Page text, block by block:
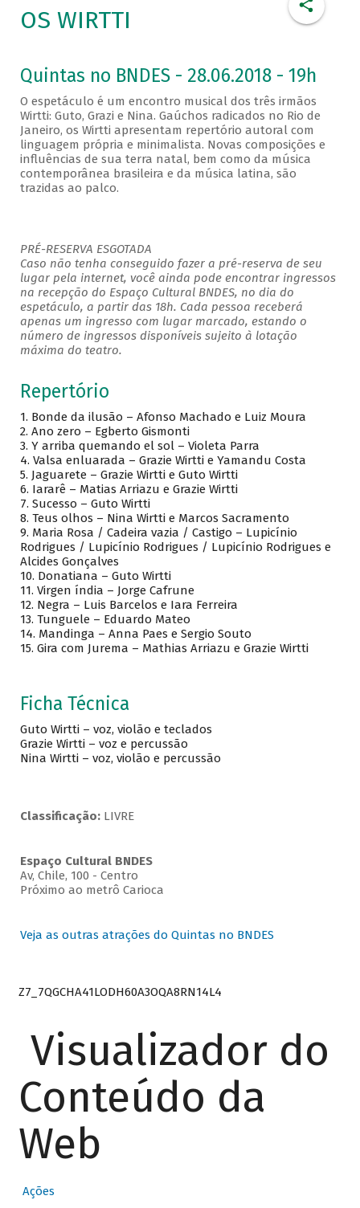
OS WIRTTI
Quintas no BNDES - 28.06.2018 - 19h
O espetáculo é um encontro musical dos três irmãos
Wirtti: Guto, Grazi e Nina. Gaúchos radicados no Rio de
Janeiro, os Wirtti apresentam repertório autoral com
linguagem própria e minimalista. Novas composições e
influências de sua terra natal, bem como da música
contemporânea brasileira e da música latina, são
trazidas ao palco.
PRÉ-RESERVA ESGOTADA
Caso não tenha conseguido fazer a pré-reserva de seu
lugar pela internet, você ainda pode encontrar ingressos
na recepção do Espaço Cultural BNDES, no dia do
espetáculo, a partir das 18h. Cada pessoa receberá
apenas um ingresso com lugar marcado, estando o
número de ingressos disponíveis sujeito à lotação
máxima do teatro.
Repertório
1. Bonde da ilusão – Afonso Machado e Luiz Moura
2. Ano zero – Egberto Gismonti
3. Y arriba quemando el sol – Violeta Parra
4. Valsa enluarada – Grazie Wirtti e Yamandu Costa
5. Jaguarete – Grazie Wirtti e Guto Wirtti
6. Iararê – Matias Arriazu e Grazie Wirtti
7. Sucesso – Guto Wirtti
8. Teus olhos – Nina Wirtti e Marcos Sacramento
9. Maria Rosa / Cadeira vazia / Castigo – Lupicínio
Rodrigues / Lupicínio Rodrigues / Lupicínio Rodrigues e
Alcides Gonçalves
10. Donatiana – Guto Wirtti
11. Virgen índia – Jorge Cafrune
12. Negra – Luis Barcelos e Iara Ferreira
13. Tunguele – Eduardo Mateo
14. Mandinga – Anna Paes e Sergio Souto
15. Gira com Jurema – Mathias Arriazu e Grazie Wirtti
Ficha Técnica
Guto Wirtti – voz, violão e teclados
Grazie Wirtti – voz e percussão
Nina Wirtti – voz, violão e percussão
Classificação: LIVRE
Espaço Cultural BNDES
Av, Chile, 100 - Centro
Próximo ao metrô Carioca
Veja as outras atrações do Quintas no BNDES
Z7_7QGCHA41LODH60A3OQA8RN14L4
Visualizador do
Conteúdo da
Web
Ações